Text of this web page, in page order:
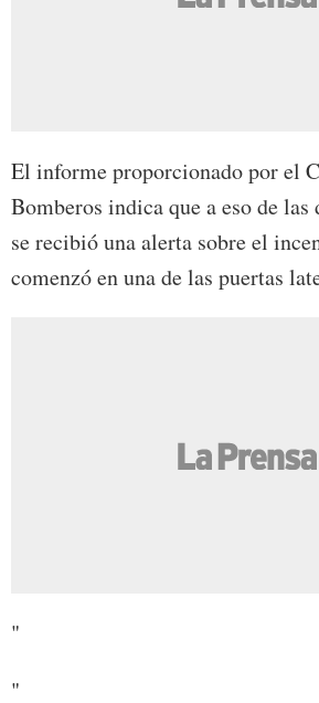
El informe proporcionado por el
Bomberos indica que a eso de las
se recibió una alerta sobre el
comenzó en una de las puertas
"
"